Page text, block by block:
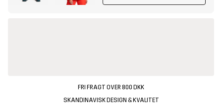
FRI FRAGT OVER 800 DKK
SKANDINAVISK DESIGN & KVALITET